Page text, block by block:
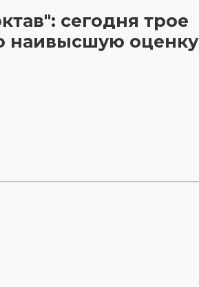
сегодня трое
наивысшую оценку